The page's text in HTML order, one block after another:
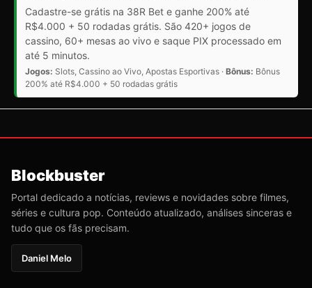
Cadastre-se grátis na 38R Bet e ganhe 200% até
R$4.000 + 50 rodadas grátis. São 420+ jogos de
cassino, 60+ mesas ao vivo e saque PIX processado em
até 5 minutos.
Jogos: Slots, Cassino ao Vivo, Apostas Esportivas · Bônus: Bônus
200% até R$4.000 + 50 rodadas grátis
Blockbuster
Portal dedicado a notícias, reviews e novidades sobre filmes,
séries e cultura pop. Conteúdo atualizado, análises sinceras e
tudo que os fãs precisam.
Daniel Melo